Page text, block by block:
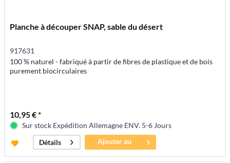
Planche à découper SNAP, sable du désert
917631
100 % naturel - fabriqué à partir de fibres de plastique et de bois
purement biocirculaires
10,95 € *
Sur stock Expédition Allemagne ENV. 5-6 Jours
Détails
Ajouter au
panier